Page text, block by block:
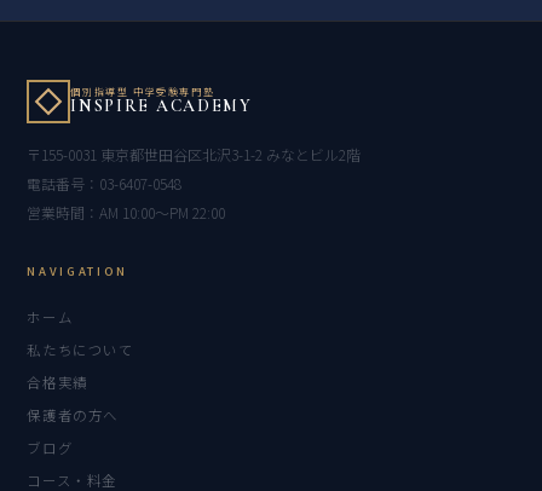
個別指導型 中学受験専門塾
INSPIRE ACADEMY
〒155-0031 東京都世田谷区北沢3-1-2 みなとビル2階
電話番号：03-6407-0548
営業時間：AM 10:00〜PM 22:00
NAVIGATION
ホーム
私たちについて
合格実績
保護者の方へ
ブログ
コース・料金